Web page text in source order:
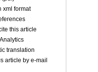
xml format
this article
translation
article by e-mail